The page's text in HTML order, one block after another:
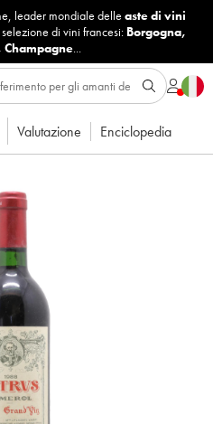
leader mondiale delle aste di vini
di vini francesi: Borgogna,
Champagne...
Valutazione Enciclopedia